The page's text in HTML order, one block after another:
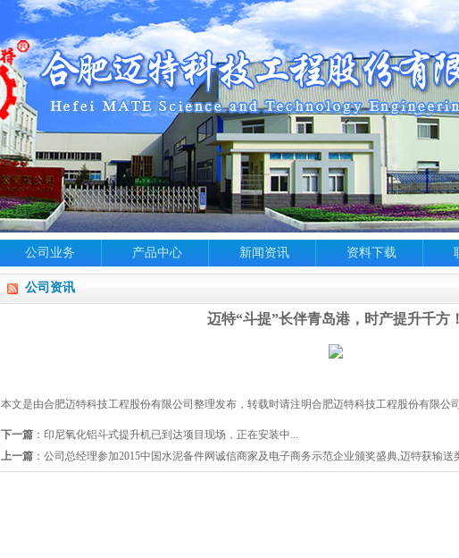
公司业务 产品中心 新闻资讯 资料下载
公司资讯
迈特“斗提”长伴青岛港，时产提升千方！
本文是由合肥迈特科技工程股份有限公司整理发布，转载时请注明合肥迈特科技工程股份有限公司
下一篇 ：印尼氧化铝斗式提升机已到达项目现场，正在安装中...
上一篇 ：公司总经理参加2015中国水泥备件网诚信商家及电子商务示范企业颁奖盛典,迈特获输送